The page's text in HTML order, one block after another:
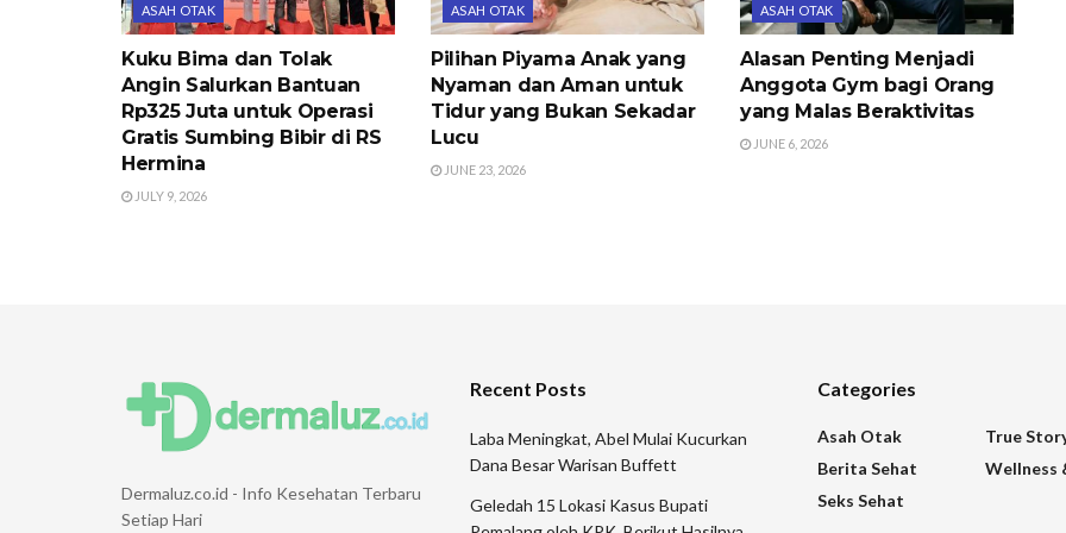
ASAH OTAK
Kuku Bima dan Tolak
Angin Salurkan Bantuan
Rp325 Juta untuk Operasi
Gratis Sumbing Bibir di RS
Hermina
JULY 9, 2026
ASAH OTAK
Pilihan Piyama Anak yang
Nyaman dan Aman untuk
Tidur yang Bukan Sekadar
Lucu
JUNE 23, 2026
ASAH OTAK
Alasan Penting Menjadi
Anggota Gym bagi Orang
yang Malas Beraktivitas
JUNE 6, 2026
Dermaluz.co.id - Info Kesehatan Terbaru
Setiap Hari
Recent Posts
Laba Meningkat, Abel Mulai Kucurkan
Dana Besar Warisan Buffett
Geledah 15 Lokasi Kasus Bupati
Categories
Asah Otak
Berita Sehat
Seks Sehat
True
Wellness